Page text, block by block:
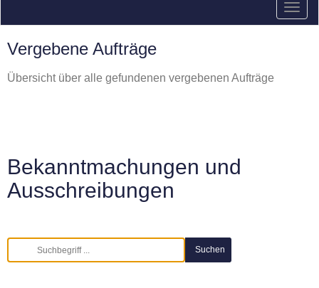
Vergebene Aufträge
Übersicht über alle gefundenen vergebenen Aufträge
Bekanntmachungen und
Ausschreibungen